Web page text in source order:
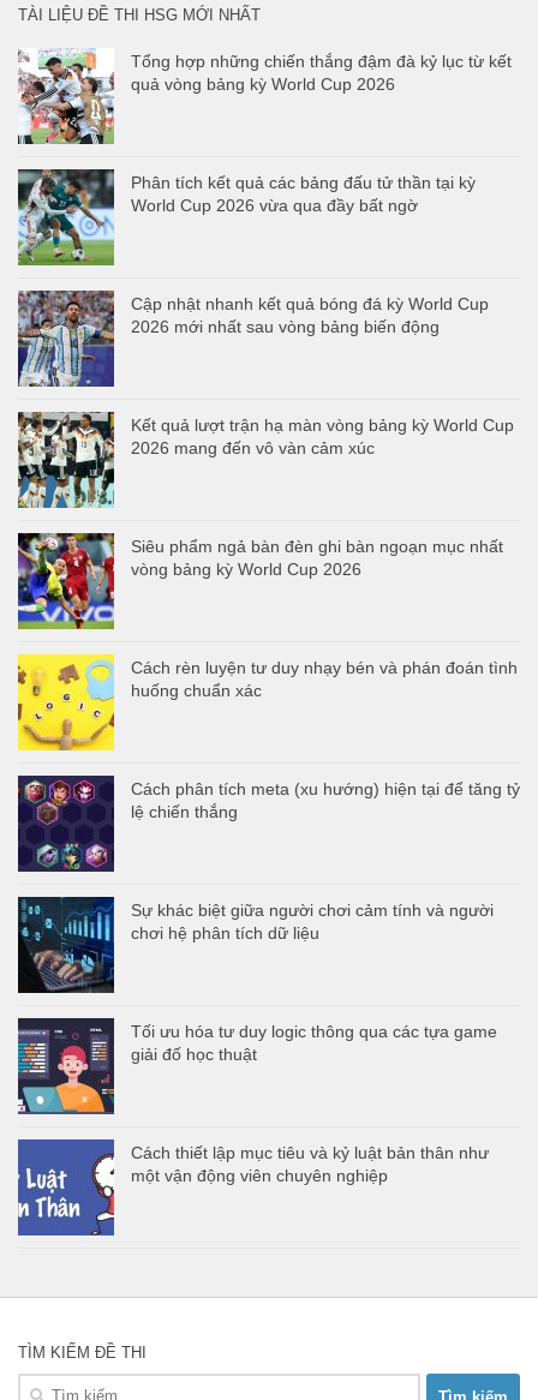
TÀI LIỆU ĐỀ THI HSG MỚI NHẤT
Tổng hợp những chiến thắng đậm đà kỷ lục từ kết
quả vòng bảng kỳ World Cup 2026
Phân tích kết quả các bảng đấu tử thần tại kỳ
World Cup 2026 vừa qua đầy bất ngờ
Cập nhật nhanh kết quả bóng đá kỳ World Cup
2026 mới nhất sau vòng bảng biến động
Kết quả lượt trận hạ màn vòng bảng kỳ World Cup
2026 mang đến vô vàn cảm xúc
Siêu phẩm ngả bàn đèn ghi bàn ngoạn mục nhất
vòng bảng kỳ World Cup 2026
Cách rèn luyện tư duy nhạy bén và phán đoán tình
huống chuẩn xác
Cách phân tích meta (xu hướng) hiện tại để tăng tỷ
lệ chiến thắng
Sự khác biệt giữa người chơi cảm tính và người
chơi hệ phân tích dữ liệu
Tối ưu hóa tư duy logic thông qua các tựa game
giải đố học thuật
Cách thiết lập mục tiêu và kỷ luật bản thân như
một vận động viên chuyên nghiệp
TÌM KIẾM ĐỀ THI
Tìm